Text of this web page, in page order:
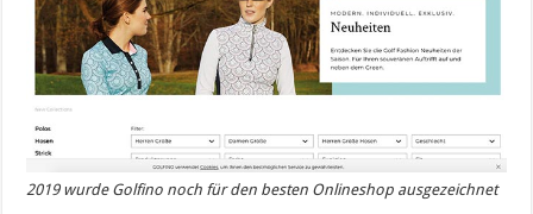
2019 wurde Golfino noch für den besten Onlineshop ausgezeichnet